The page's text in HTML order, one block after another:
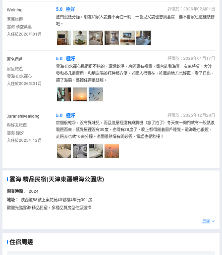
Weining
家庭旅遊
雲海·晴空萬裏
入住於2026年01月
5.0 極好
評價於：2026年02月01日
進門沒幾分鐘，朋友和家人説要不再住一晚…一會兒又説也想買套房…要不自家也這樣裝修
吧。
匿名用戶
家庭旅遊
雲海·山水禪心
入住於2026年01月
5.0 極好
評價於：2026年01月17日
雲海·山水禪心民宿挺不錯的，環境乾淨，房間裏有禪意，露台能看海景，有麻將桌，大沙
發和茶几很實用，和朋友喝茶打牌都方便，老闆人很實在，推薦的地方也好逛，看了日出，
餵了海鷗，整體住得很舒服。
Juranshikeailong
與好友旅遊
雲海·錦汐
入住於2025年12月
5.0 極好
評價於：2025年12月28日
房間很乾凈，沒有異味兒，而且這屋裡還有麻將機（忘了拍了）冬天來一開門就有一股熱浪
襲麪而來，感覺屋裡沒有30度，也得有28度了，晚上都得開着窗戶睡覺。離海邊也很近，
走過去也就10來分鐘。老闆很熱情有問必答，電話也是秒接！
雲海·精品民宿(天津東疆親海公園店)
開業時間： 2024
地址：
陝西道88號上東花苑40號樓4單元301房
歡迎光臨雲海·精品民宿，多種品質房型任您選擇
展開
住宿周邊